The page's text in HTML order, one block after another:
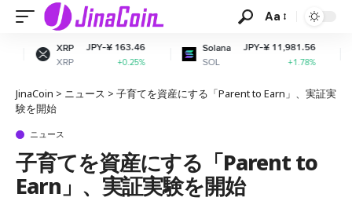
Aa
¥ 163.46
+0.25%
Solana
SOL
JPY-¥ 11,981.56
+1.78%
Dogecoin
DOGE
JinaCoin > ニュース > 子育てを資産にする「Parent to Earn」、実証実
験を開始
ニュース
子育てを資産にする「Parent to
Earn」、実証実験を開始